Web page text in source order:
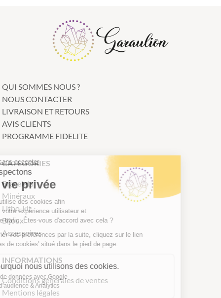
QUI SOMMES NOUS ?
NOUS CONTACTER
LIVRAISON ET RETOURS
AVIS CLIENTS
PROGRAMME FIDELITE
CATEGORIES
Bracelets
Minéraux
Litho-kit
Bijoux
Accessoires
INFORMATIONS
Conditions générales de ventes
Mentions légales
Continuer sans accepter
Nous respectons
votre vie privée
Notre site utilise des cookies afin
d'améliorer votre expérience utilisateur et
suivre notre trafic. Êtes-vous d'accord avec cela ?
Pour modifier vos préférences par la suite, cliquez sur le lien
'Préférences de cookies' situé dans le pied de page.
Voici pourquoi nous utilisons des cookies.
Partage de données avec Google
Mesure d'audience & Analytics